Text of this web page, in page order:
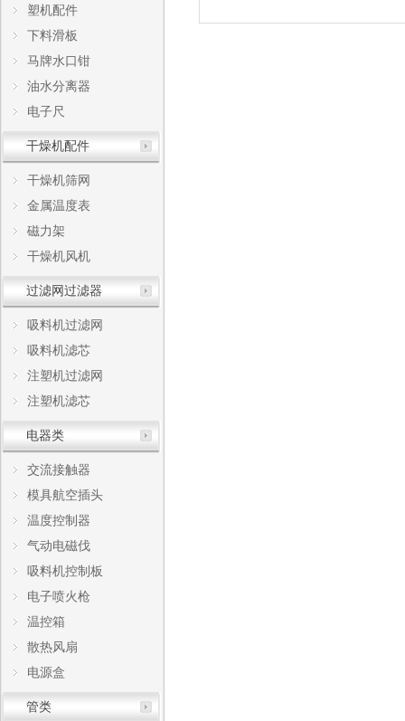
塑机配件
下料滑板
马牌水口钳
油水分离器
电子尺
干燥机配件
干燥机筛网
金属温度表
磁力架
干燥机风机
过滤网过滤器
吸料机过滤网
吸料机滤芯
注塑机过滤网
注塑机滤芯
电器类
交流接触器
模具航空插头
温度控制器
气动电磁伐
吸料机控制板
电子喷火枪
温控箱
散热风扇
电源盒
管类